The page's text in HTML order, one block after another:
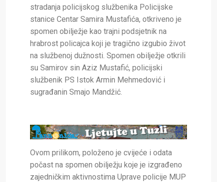
stradanja policijskog službenika Policijske
stanice Centar Samira Mustafića, otkriveno je
spomen obilježje kao trajni podsjetnik na
hrabrost policajca koji je tragično izgubio život
na službenoj dužnosti. Spomen obilježje otkrili
su Samirov sin Aziz Mustafić, policijski
službenik PS Istok Armin Mehmedović i
sugrađanin Smajo Mandžić.
Ovom prilikom, položeno je cvijeće i odata
počast na spomen obilježju koje je izgrađeno
zajedničkim aktivnostima Uprave policije MUP